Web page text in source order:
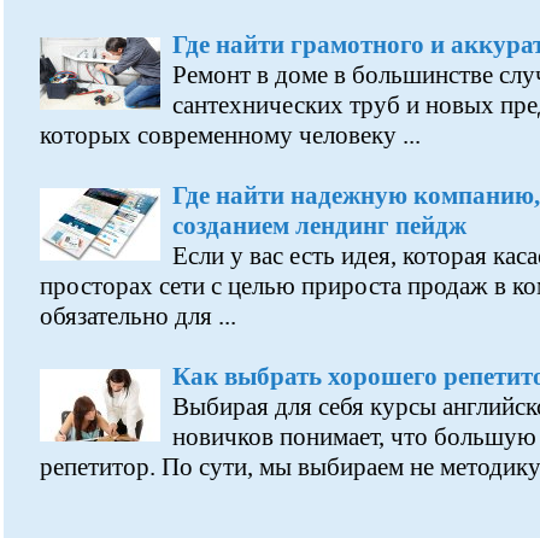
Где найти грамотного и
Ремонт в доме в большинстве
сантехнических труб и новых
которых современному человеку ...
Где найти надежную компанию,
созданием лендинг пейдж
Если у вас есть идея, которая
просторах сети с целью прироста продаж в
обязательно для ...
Как выбрать хорошего
Выбирая для себя курсы
новичков понимает, что
репетитор. По сути, мы выбираем не